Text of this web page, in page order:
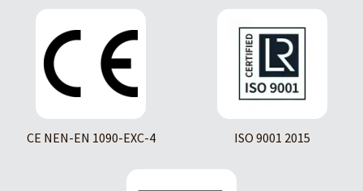
CE NEN-EN 1090-EXC-4 ISO 9001 2015